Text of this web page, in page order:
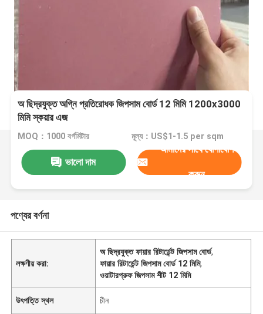
অ ছিদ্রযুক্ত অগ্নি প্রতিরোধক জিপসাম বোর্ড 12 মিমি 1200x3000
মিমি স্কয়ার এজ
MOQ：1000 বর্গমিটার মূল্য：US$1-1.5 per sqm
ভালো দাম
আমাদের সাথে যোগাযোগ
করুন
পণ্যের বর্ণনা
লক্ষণীয় করা:
অ ছিদ্রযুক্ত ফায়ার রিটার্ডেন্ট জিপসাম বোর্ড,
ফায়ার রিটার্ডেন্ট জিপসাম বোর্ড 12 মিমি,
ওয়াটারপ্রুফ জিপসাম শীট 12 মিমি
উৎপত্তি স্থল চীন